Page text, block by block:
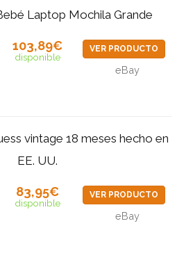
Laptop Mochila Grande
103,89€
disponible
VER PRODUCTO
eBay
vintage 18 meses hecho en
EE. UU.
83,95€
disponible
VER PRODUCTO
eBay